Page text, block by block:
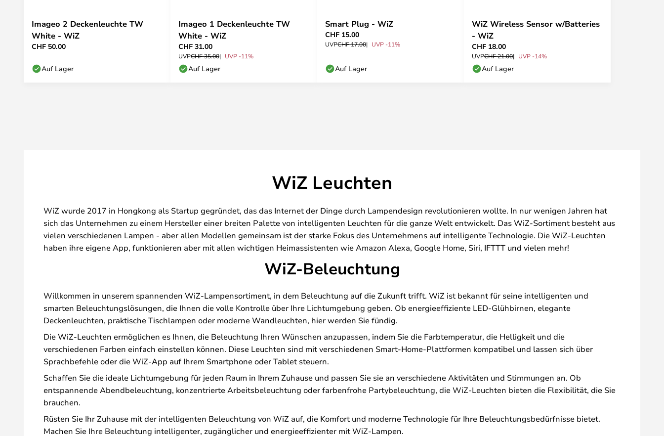
Imageo 2 Deckenleuchte TW
White - WiZ
CHF 50.00
Auf Lager
Imageo 1 Deckenleuchte TW
White - WiZ
CHF 31.00
UVPCHF 35.00 UVP -11%
Auf Lager
Smart Plug - WiZ
CHF 15.00
UVPCHF 17.00 UVP -11%
Auf Lager
WiZ Wireless Sensor w/Batteries
- WiZ
CHF 18.00
UVPCHF 21.00 UVP -14%
Auf Lager
WiZ Leuchten
WiZ wurde 2017 in Hongkong als Startup gegründet, das das Internet der Dinge durch Lampendesign revolutionieren wollte. In nur wenigen Jahren hat
sich das Unternehmen zu einem Hersteller einer breiten Palette von intelligenten Leuchten für die ganze Welt entwickelt. Das WiZ-Sortiment besteht aus
vielen verschiedenen Lampen - aber allen Modellen gemeinsam ist der starke Fokus des Unternehmens auf intelligente Technologie. Die WiZ-Leuchten
haben ihre eigene App, funktionieren aber mit allen wichtigen Heimassistenten wie Amazon Alexa, Google Home, Siri, IFTTT und vielen mehr!
WiZ-Beleuchtung
Willkommen in unserem spannenden WiZ-Lampensortiment, in dem Beleuchtung auf die Zukunft trifft. WiZ ist bekannt für seine intelligenten und
smarten Beleuchtungslösungen, die Ihnen die volle Kontrolle über Ihre Lichtumgebung geben. Ob energieeffiziente LED-Glühbirnen, elegante
Deckenleuchten, praktische Tischlampen oder moderne Wandleuchten, hier werden Sie fündig.
Die WiZ-Leuchten ermöglichen es Ihnen, die Beleuchtung Ihren Wünschen anzupassen, indem Sie die Farbtemperatur, die Helligkeit und die
verschiedenen Farben einfach einstellen können. Diese Leuchten sind mit verschiedenen Smart-Home-Plattformen kompatibel und lassen sich über
Sprachbefehle oder die WiZ-App auf Ihrem Smartphone oder Tablet steuern.
Schaffen Sie die ideale Lichtumgebung für jeden Raum in Ihrem Zuhause und passen Sie sie an verschiedene Aktivitäten und Stimmungen an. Ob
entspannende Abendbeleuchtung, konzentrierte Arbeitsbeleuchtung oder farbenfrohe Partybeleuchtung, die WiZ-Leuchten bieten die Flexibilität, die Sie
brauchen.
Rüsten Sie Ihr Zuhause mit der intelligenten Beleuchtung von WiZ auf, die Komfort und moderne Technologie für Ihre Beleuchtungsbedürfnisse bietet.
Machen Sie Ihre Beleuchtung intelligenter, zugänglicher und energieeffizienter mit WiZ-Lampen.